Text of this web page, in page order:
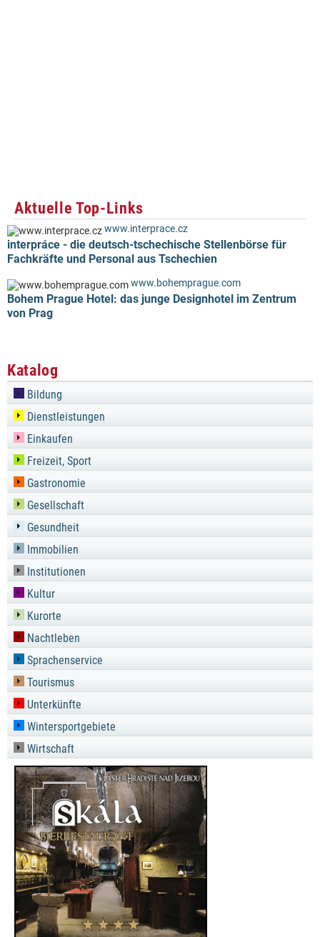
Aktuelle Top-Links
www.interprace.cz
interpráce - die deutsch-tschechische Stellenbörse für
Fachkräfte und Personal aus Tschechien
www.bohemprague.com
Bohem Prague Hotel: das junge Designhotel im Zentrum
von Prag
Katalog
Bildung
Dienstleistungen
Einkaufen
Freizeit, Sport
Gastronomie
Gesellschaft
Gesundheit
Immobilien
Institutionen
Kultur
Kurorte
Nachtleben
Sprachenservice
Tourismus
Unterkünfte
Wintersportgebiete
Wirtschaft